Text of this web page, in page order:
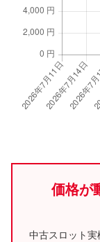
価格が
中古スロット実